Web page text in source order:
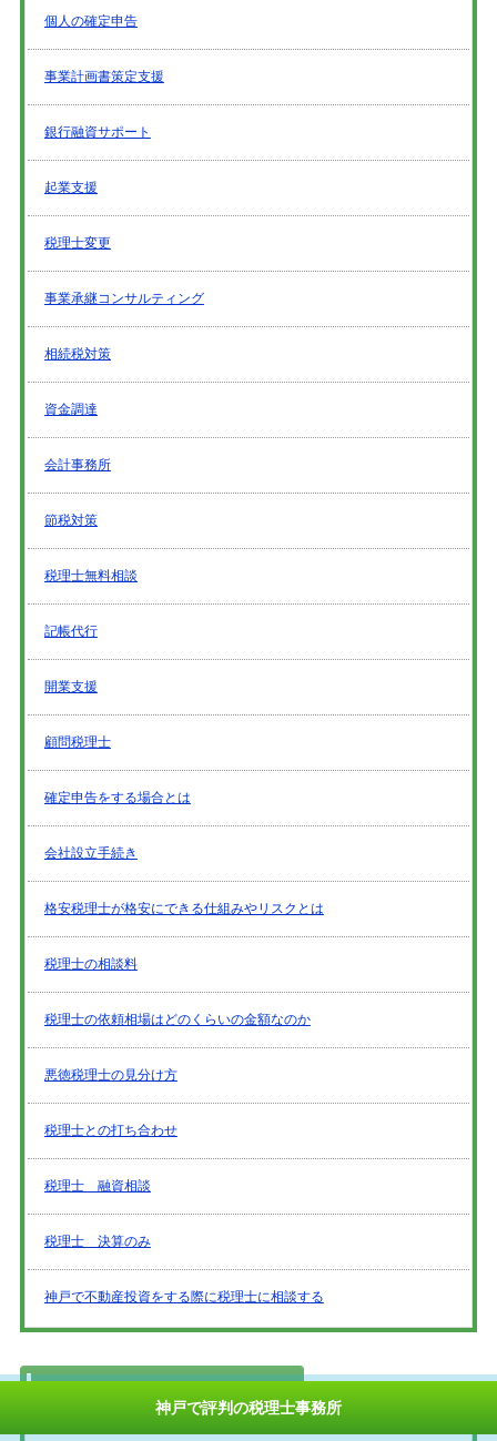
個人の確定申告
事業計画書策定支援
銀行融資サポート
起業支援
税理士変更
事業承継コンサルティング
相続税対策
資金調達
会計事務所
節税対策
税理士無料相談
記帳代行
開業支援
顧問税理士
確定申告をする場合とは
会社設立手続き
格安税理士が格安にできる仕組みやリスクとは
税理士の相談料
税理士の依頼相場はどのくらいの金額なのか
悪徳税理士の見分け方
税理士との打ち合わせ
税理士 融資相談
税理士 決算のみ
神戸で不動産投資をする際に税理士に相談する
神戸で評判の税理士事務所